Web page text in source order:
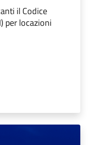
il Codice
per locazioni